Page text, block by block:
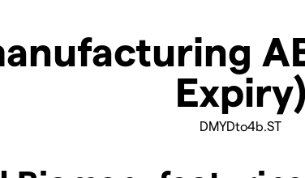
Expiry)
DMYDto4b.ST